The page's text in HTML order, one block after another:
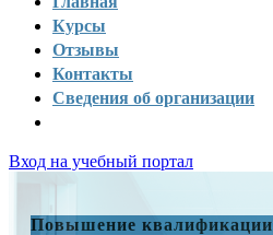
Курсы
Отзывы
Контакты
Сведения об организации
Вход на учебный портал
Повышение квалификации